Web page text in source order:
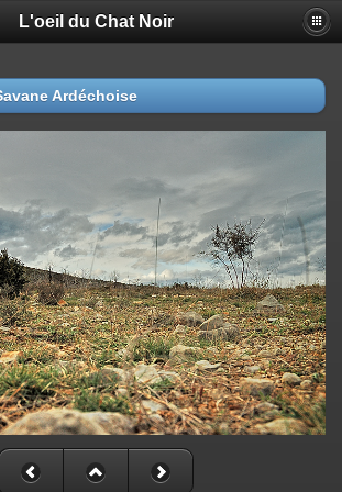
L'oeil du Chat Noir
Ardéchoise